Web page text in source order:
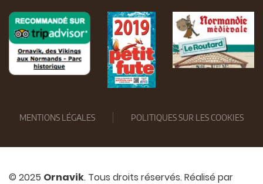
MENTIONS LÉGALES POLITIQUES SUR LES COOKIES
© 2025 Ornavik. Tous droits réservés. Réalisé par